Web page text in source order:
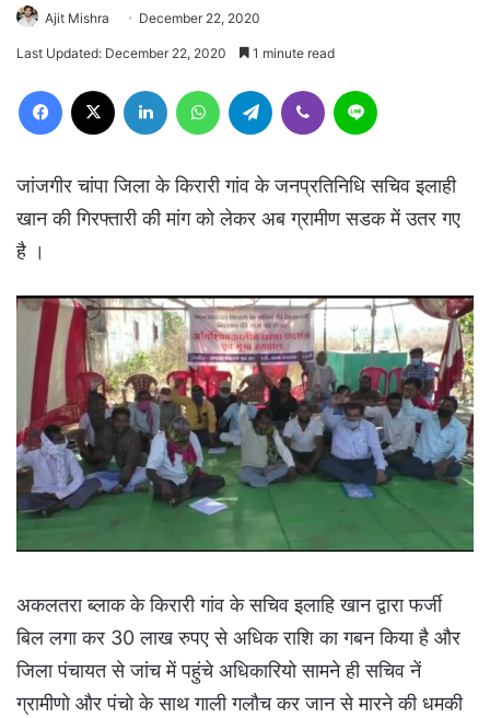
Ajit Mishra December 22, 2020
Last Updated: December 22, 2020 1 minute read
Facebook LinkedIn WhatsAppTelegram Viber
जांजगीर चांपा जिला के किरारी गांव के जनप्रतिनिधि सचिव इलाही
खान की गिरफ्तारी की मांग को लेकर अब ग्रामीण सडक में उतर गए
है ।
अकलतरा ब्लाक के किरारी गांव के सचिव इलाहि खान द्वारा फर्जी
बिल लगा कर 30 लाख रुपए से अधिक राशि का गबन किया है और
जिला पंचायत से जांच में पहुंचे अधिकारियो सामने ही सचिव नें
ग्रामीणो और पंचो के साथ गाली गलौच कर जान से मारने की धमकी